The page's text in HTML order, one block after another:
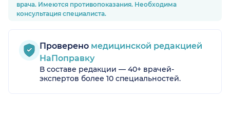
врача. Имеются противопоказания. Необходима
консультация специалиста.
Проверено медицинской редакцией
НаПоправку
В составе редакции — 40+ врачей-
экспертов более 10 специальностей.